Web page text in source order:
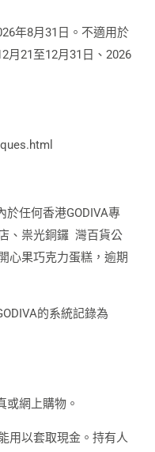
年8月31日。不適用於
月21至12月31日、2026
於任何香港GODIVA專
、祟光銅鑼 灣百貨公
心果巧克力蛋糕，逾期
的系統記錄為
或網上購物。
用以套取現金。持有人